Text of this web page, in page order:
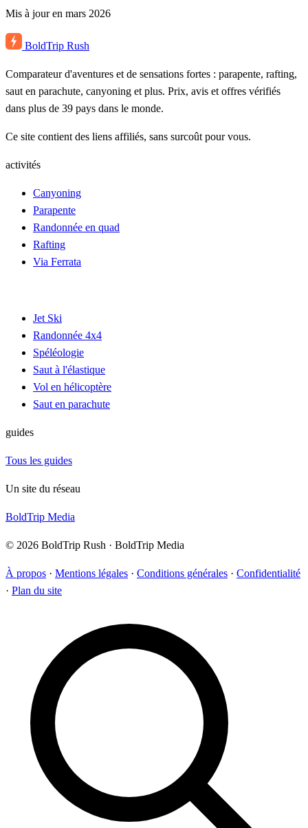
Mis à jour en mars 2026
BoldTrip Rush
Comparateur d'aventures et de sensations fortes : parapente, rafting,
saut en parachute, canyoning et plus. Prix, avis et offres vérifiés
dans plus de 39 pays dans le monde.
Ce site contient des liens affiliés, sans surcoût pour vous.
activités
Canyoning
Parapente
Randonnée en quad
Rafting
Via Ferrata
Jet Ski
Randonnée 4x4
Spéléologie
Saut à l'élastique
Vol en hélicoptère
Saut en parachute
guides
Tous les guides
Un site du réseau
BoldTrip Media
© 2026 BoldTrip Rush · BoldTrip Media
À propos · Mentions légales · Conditions générales · Confidentialité
· Plan du site